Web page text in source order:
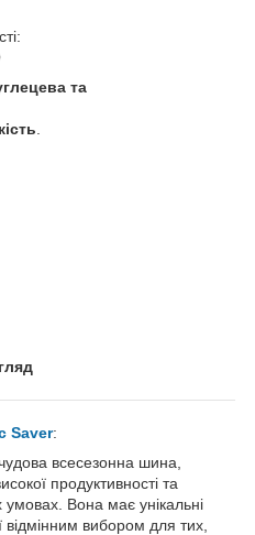
та
Saver:
всесезонна шина,
продуктивності та
Вона має унікальні
відмінним вибором для тих,